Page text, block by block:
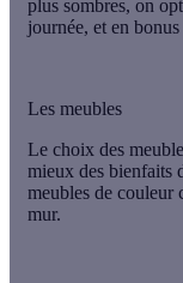
plus sombres, on
journée, et en
Les meubles
Le choix des
mieux des bienfaits
meubles de couleur
mur.